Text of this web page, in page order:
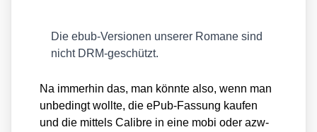
Die ebub-Ver­sio­nen unse­rer Roma­ne sind
nicht DRM-geschützt.
Na immer­hin das, man könn­te also, wenn man
unbe­dingt woll­te, die ePub-Fas­sung kau­fen
und die mit­tels Calib­re in eine mobi oder azw-